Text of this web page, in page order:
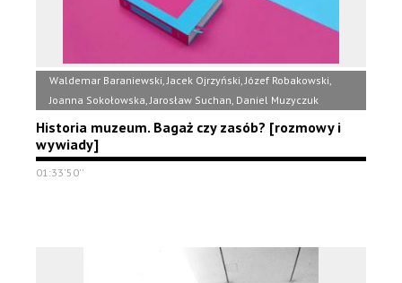
Waldemar Baraniewski, Jacek Ojrzyński, Józef Robakowski,
Joanna Sokołowska, Jarosław Suchan, Daniel Muzyczuk
Historia muzeum. Bagaż czy zasób? [rozmowy i
wywiady]
01:33'50''